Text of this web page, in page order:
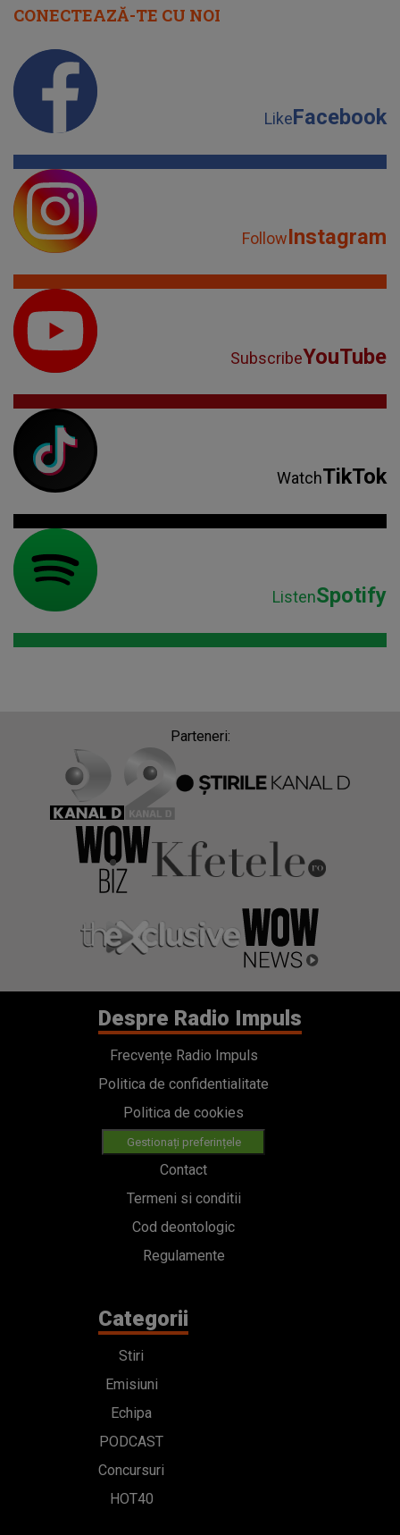
CONECTEAZĂ-TE CU NOI
LikeFacebook
FollowInstagram
SubscribeYouTube
WatchTikTok
ListenSpotify
Parteneri:
Despre Radio Impuls
Frecvențe Radio Impuls
Politica de confidentialitate
Politica de cookies
Gestionați preferințele
Contact
Termeni si conditii
Cod deontologic
Regulamente
Categorii
Stiri
Emisiuni
Echipa
PODCAST
Concursuri
HOT40